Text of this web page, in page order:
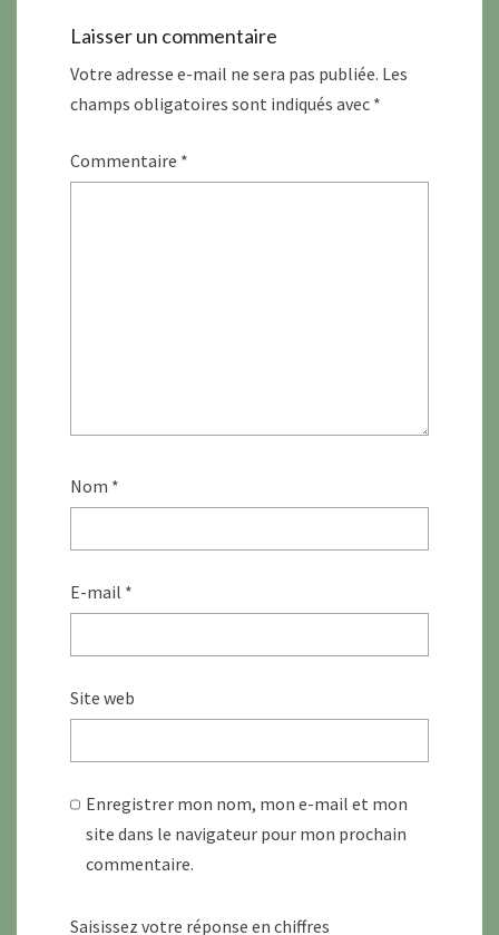
Laisser un commentaire
Votre adresse e-mail ne sera pas publiée. Les
champs obligatoires sont indiqués avec *
Commentaire *
Nom *
E-mail *
Site web
Enregistrer mon nom, mon e-mail et mon
site dans le navigateur pour mon prochain
commentaire.
Saisissez votre réponse en chiffres